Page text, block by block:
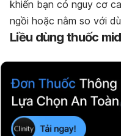
khiến bạn có nguy cơ
ngồi hoặc nằm so với
Liều dùng thuốc